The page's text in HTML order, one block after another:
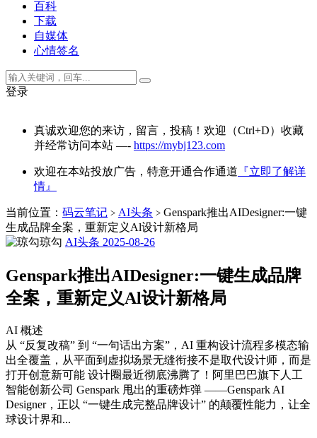
百科
下载
自媒体
心情签名
登录
真诚欢迎您的来访，留言，投稿！欢迎（Ctrl+D）收藏
并经常访问本站 —- https://mybj123.com
欢迎在本站投放广告，特意开通合作通道 『立即了解详
情』
当前位置： 码云笔记 > AI头条 > Genspark推出AIDesigner:一键
生成品牌全案，重新定义Al设计新格局
琼勾 AI头条 2025-08-26
Genspark推出AIDesigner:一键生成品牌
全案，重新定义Al设计新格局
AI 概述
从 “反复改稿” 到 “一句话出方案”，AI 重构设计流程多模态输
出全覆盖，从平面到虚拟场景无缝衔接不是取代设计师，而是
打开创意新可能 设计圈最近彻底沸腾了！阿里巴巴旗下人工
智能创新公司 Genspark 甩出的重磅炸弹 ——Genspark AI
Designer，正以 “一键生成完整品牌设计” 的颠覆性能力，让全
球设计界和...